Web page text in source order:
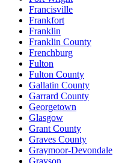
Francisville
Frankfort
Franklin
Franklin County
Frenchburg
Fulton
Fulton County
Gallatin County
Garrard County
Georgetown
Glasgow
Grant County
Graves County
Graymoor-Devondale
Grayson